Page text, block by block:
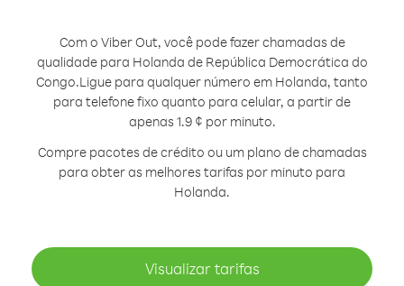
Com o Viber Out, você pode fazer chamadas de
qualidade para Holanda de República Democrática do
Congo.Ligue para qualquer número em Holanda, tanto
para telefone fixo quanto para celular, a partir de
apenas 1.9 ¢ por minuto.
Compre pacotes de crédito ou um plano de chamadas
para obter as melhores tarifas por minuto para
Holanda.
Visualizar tarifas